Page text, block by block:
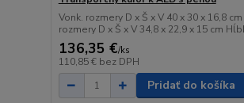
Vonk. rozmery D x Š x V 40 x 30 x 16,8
rozmery D x Š x V 34,8 x 22,9 x 15 cm
136,35 €/ks
110,85 € bez DPH
Pridať do košíka